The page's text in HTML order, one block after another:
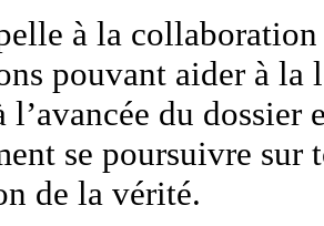
à la collaboration
pouvant aider à la
l’avancée du
se poursuivre sur
de la vérité.